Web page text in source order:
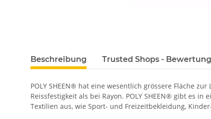
Beschreibung Trusted Shops -
POLY SHEEN® hat eine wesentlich grössere Fläche
Reissfestigkeit als bei Rayon. POLY SHEEN® gibt es
Textilien aus, wie Sport- und Freizeitbekleidung,